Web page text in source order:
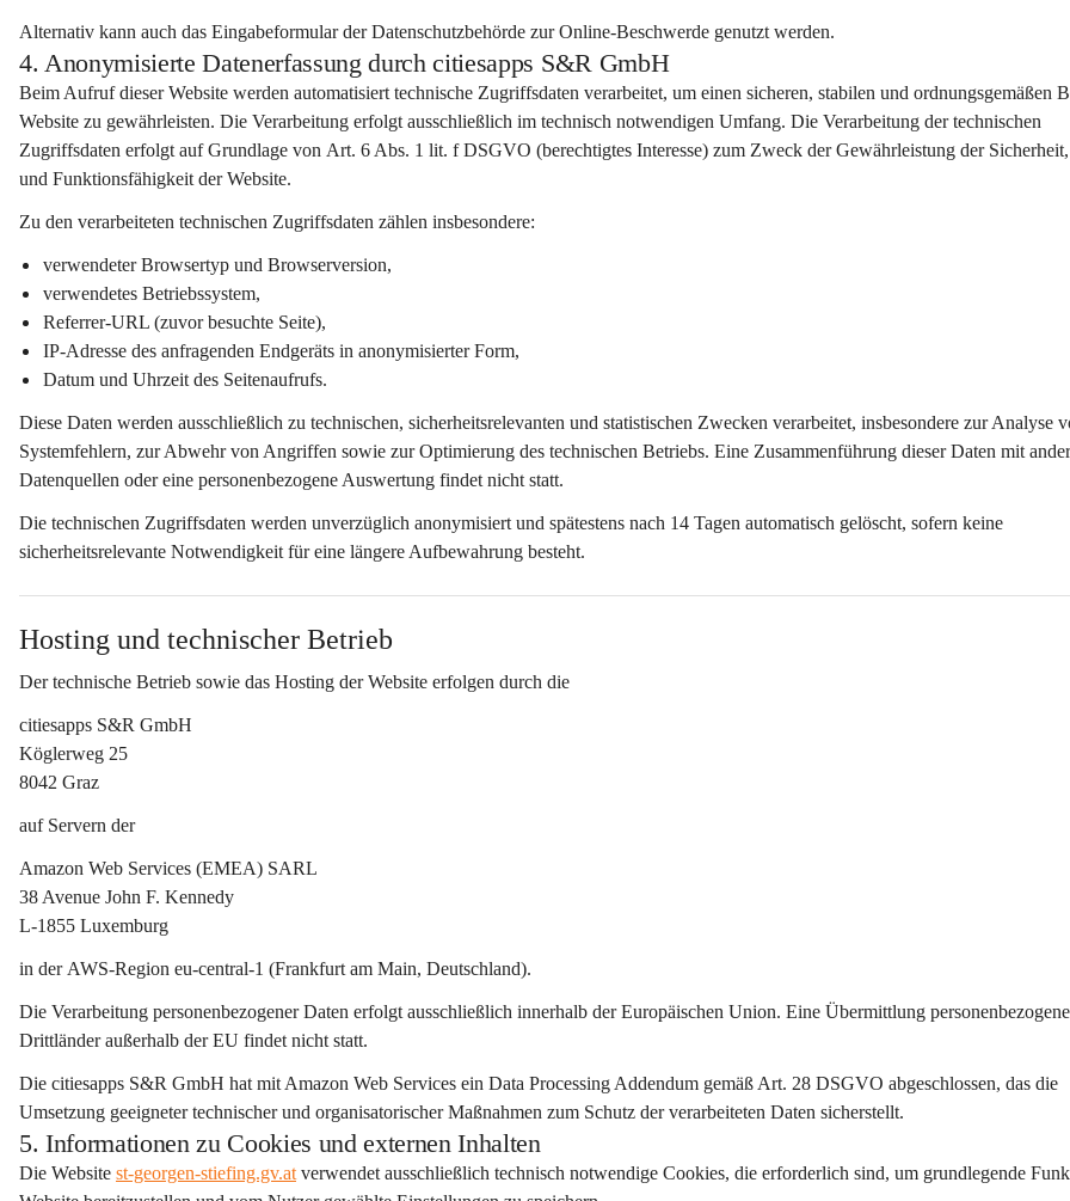
Alternativ kann auch das Eingabeformular der Datenschutzbehörde zur Online-Beschwerde genutzt werden.
4. Anonymisierte Datenerfassung durch citiesapps S&R GmbH
Beim Aufruf dieser Website werden automatisiert technische Zugriffsdaten verarbeitet, um einen sicheren, stabilen und ordnungsgemäßen
Website zu gewährleisten. Die Verarbeitung erfolgt ausschließlich im technisch notwendigen Umfang. Die Verarbeitung der technischen
Zugriffsdaten erfolgt auf Grundlage von Art. 6 Abs. 1 lit. f DSGVO (berechtigtes Interesse) zum Zweck der Gewährleistung der
und Funktionsfähigkeit der Website.
Zu den verarbeiteten technischen Zugriffsdaten zählen insbesondere:
verwendeter Browsertyp und Browserversion,
verwendetes Betriebssystem,
Referrer-URL (zuvor besuchte Seite),
IP-Adresse des anfragenden Endgeräts in anonymisierter Form,
Datum und Uhrzeit des Seitenaufrufs.
Diese Daten werden ausschließlich zu technischen, sicherheitsrelevanten und statistischen Zwecken verarbeitet, insbesondere zur Analyse
Systemfehlern, zur Abwehr von Angriffen sowie zur Optimierung des technischen Betriebs. Eine Zusammenführung dieser Daten mit
Datenquellen oder eine personenbezogene Auswertung findet nicht statt.
Die technischen Zugriffsdaten werden unverzüglich anonymisiert und spätestens nach 14 Tagen automatisch gelöscht, sofern keine
sicherheitsrelevante Notwendigkeit für eine längere Aufbewahrung besteht.
Hosting und technischer Betrieb
Der technische Betrieb sowie das Hosting der Website erfolgen durch die
citiesapps S&R GmbH
Köglerweg 25
8042 Graz
auf Servern der
Amazon Web Services (EMEA) SARL
38 Avenue John F. Kennedy
L-1855 Luxemburg
in der AWS-Region eu-central-1 (Frankfurt am Main, Deutschland).
Die Verarbeitung personenbezogener Daten erfolgt ausschließlich innerhalb der Europäischen Union. Eine Übermittlung
Drittländer außerhalb der EU findet nicht statt.
Die citiesapps S&R GmbH hat mit Amazon Web Services ein Data Processing Addendum gemäß Art. 28 DSGVO abgeschlossen, das die
Umsetzung geeigneter technischer und organisatorischer Maßnahmen zum Schutz der verarbeiteten Daten sicherstellt.
5. Informationen zu Cookies und externen Inhalten
Die Website st-georgen-stiefing.gv.at verwendet ausschließlich technisch notwendige Cookies, die erforderlich sind, um grundlegende